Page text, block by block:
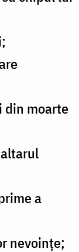
din moarte
a
nevoințe;